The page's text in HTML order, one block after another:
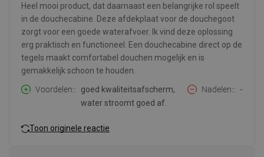
Heel mooi product, dat daarnaast een belangrijke rol speelt
in de douchecabine. Deze afdekplaat voor de douchegoot
zorgt voor een goede waterafvoer. Ik vind deze oplossing
erg praktisch en functioneel. Een douchecabine direct op de
tegels maakt comfortabel douchen mogelijk en is
gemakkelijk schoon te houden.
Voordelen:
goed kwaliteitsafscherm,
water stroomt goed af.
Nadelen: -
Toon originele reactie